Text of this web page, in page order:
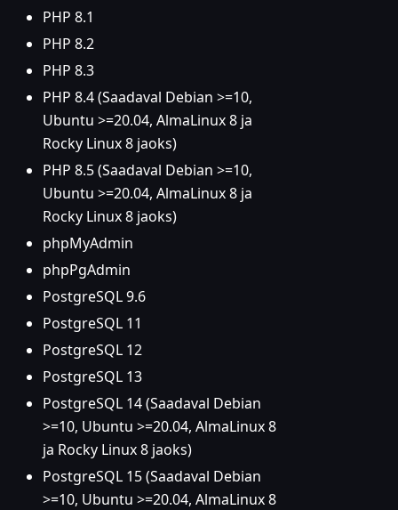
PHP 8.1
PHP 8.2
PHP 8.3
PHP 8.4 (Saadaval Debian >=10,
Ubuntu >=20.04, AlmaLinux 8 ja
Rocky Linux 8 jaoks)
PHP 8.5 (Saadaval Debian >=10,
Ubuntu >=20.04, AlmaLinux 8 ja
Rocky Linux 8 jaoks)
phpMyAdmin
phpPgAdmin
PostgreSQL 9.6
PostgreSQL 11
PostgreSQL 12
PostgreSQL 13
PostgreSQL 14 (Saadaval Debian
>=10, Ubuntu >=20.04, AlmaLinux 8
ja Rocky Linux 8 jaoks)
PostgreSQL 15 (Saadaval Debian
>=10, Ubuntu >=20.04, AlmaLinux 8